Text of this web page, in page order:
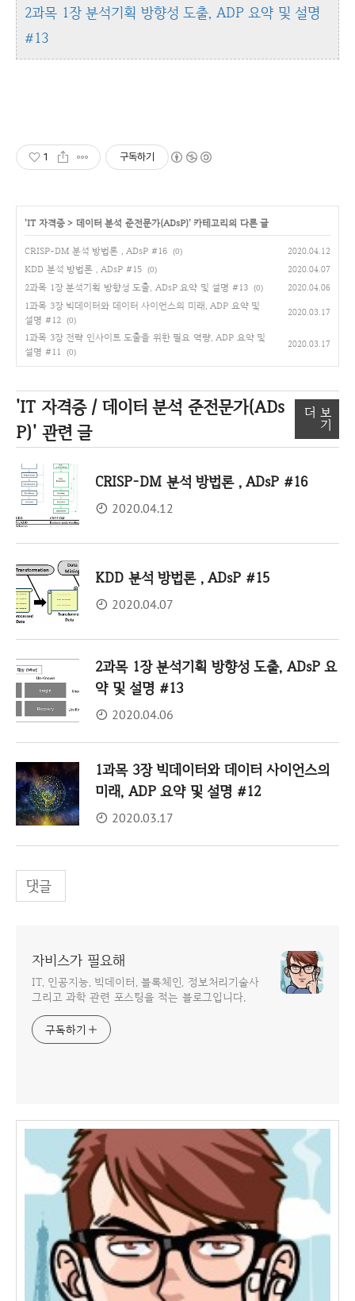
2과목 1장 분석기획 방향성 도출, ADP 요약 및 설명
#13
1 구독하기
'IT 자격증> 데이터 분석 준전문가(ADsP)' 카테고리의 다른 글
CRISP-DM 분석 방법론 , ADsP #16 (0) 2020.04.12
KDD 분석 방법론 , ADsP #15 (0) 2020.04.07
2과목 1장 분석기획 방향성 도출, ADsP 요약 및 설명 #13 (0) 2020.04.06
1과목 3장 빅데이터와 데이터 사이언스의 미래, ADP 요약 및
설명 #12
(0)
2020.03.17
1과목 3장 전략 인사이트 도출을 위한 필요 역량, ADP 요약 및
설명 #11
(0)
2020.03.17
'IT 자격증 / 데이터 분석 준전문가(ADs
P)' 관련 글
더 보
기
CRISP-DM 분석 방법론 , ADsP #16
2020.04.12
KDD 분석 방법론 , ADsP #15
2020.04.07
2과목 1장 분석기획 방향성 도출, ADsP 요
약 및 설명 #13
2020.04.06
1과목 3장 빅데이터와 데이터 사이언스의
미래, ADP 요약 및 설명 #12
2020.03.17
댓글
자비스가 필요해
IT, 인공지능, 빅데이터, 블록체인, 정보처리기술사
그리고 과학 관련 포스팅을 적는 블로그입니다.
구독하기